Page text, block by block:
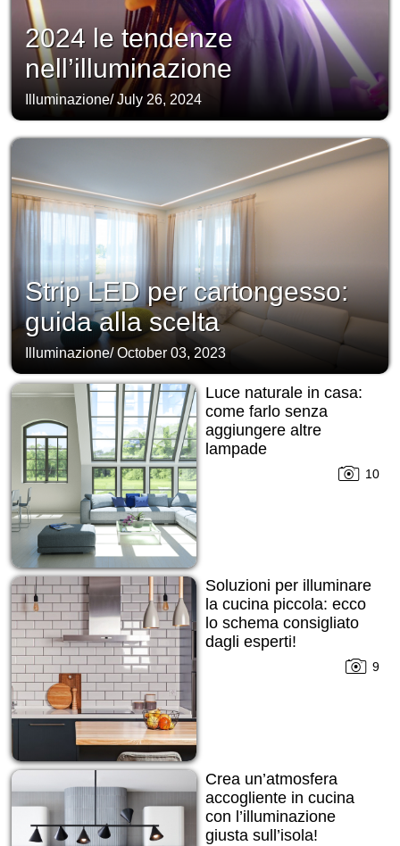
2024 le tendenze
nell’illuminazione
Illuminazione/July 26, 2024
Strip LED per cartongesso:
guida alla scelta
Illuminazione/October 03, 2023
Luce naturale in casa:
come farlo senza
aggiungere altre
lampade
10
Soluzioni per illuminare
la cucina piccola: ecco
lo schema consigliato
dagli esperti!
9
Crea un’atmosfera
accogliente in cucina
con l’illuminazione
giusta sull’isola!